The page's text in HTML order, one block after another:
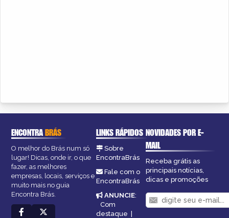
ENCONTRABRÁS
O melhor do Brás num só
lugar! Dicas, onde ir, o que
fazer, as melhores
empresas, locais, serviços e
muito mais no guia
Encontra Brás.
LINKS RÁPIDOS
Sobre
EncontraBrás
Fale com o
EncontraBrás
ANUNCIE:
Com
destaque |
NOVIDADES POR E-
MAIL
Receba grátis as
principais notícias,
dicas e promoções